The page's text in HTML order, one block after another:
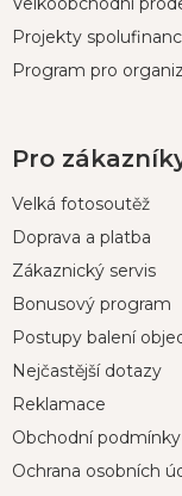
Projekty
Program pro
Pro
Velká fotosoutěž
Doprava a platba
Zákaznický servis
Bonusový program
Postupy balení
Nejčastější dotazy
Reklamace
Obchodní podmínky
Ochrana osobních